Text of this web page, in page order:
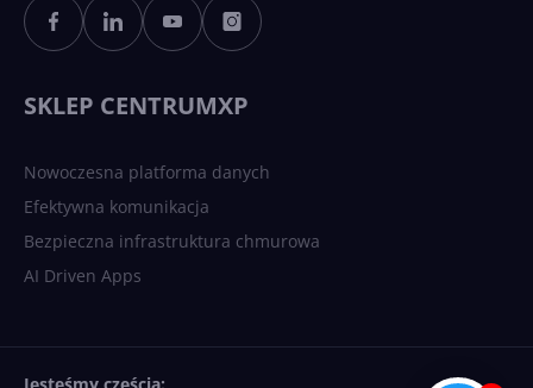
SKLEP CENTRUMXP
Nowoczesna platforma danych
Efektywna komunikacja
Bezpieczna infrastruktura chmurowa
AI Driven Apps